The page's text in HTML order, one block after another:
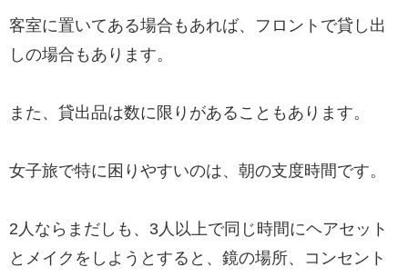
客室に置いてある場合もあれば、フロントで貸し出
しの場合もあります。
また、貸出品は数に限りがあることもあります。
女子旅で特に困りやすいのは、朝の支度時間です。
2人ならまだしも、3人以上で同じ時間にヘアセット
とメイクをしようとすると、鏡の場所、コンセント